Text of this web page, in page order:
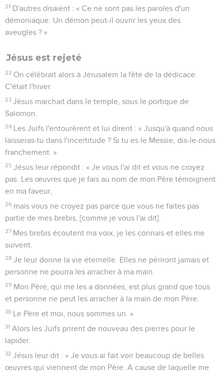
21 D'autres disaient : « Ce ne sont pas les paroles d'un
démoniaque. Un démon peut-il ouvrir les yeux des
aveugles ? »
Jésus est rejeté
22 On célébrait alors à Jérusalem la fête de la dédicace.
C'était l'hiver.
23 Jésus marchait dans le temple, sous le portique de
Salomon.
24 Les Juifs l'entourèrent et lui dirent : « Jusqu'à quand nous
laisseras-tu dans l'incertitude ? Si tu es le Messie, dis-le-nous
franchement. »
25 Jésus leur répondit : « Je vous l'ai dit et vous ne croyez
pas. Les œuvres que je fais au nom de mon Père témoignent
en ma faveur,
26 mais vous ne croyez pas parce que vous ne faites pas
partie de mes brebis, [comme je vous l'ai dit].
27 Mes brebis écoutent ma voix, je les connais et elles me
suivent.
28 Je leur donne la vie éternelle. Elles ne périront jamais et
personne ne pourra les arracher à ma main.
29 Mon Père, qui me les a données, est plus grand que tous
et personne ne peut les arracher à la main de mon Père.
30 Le Père et moi, nous sommes un. »
31 Alors les Juifs prirent de nouveau des pierres pour le
lapider.
32 Jésus leur dit : « Je vous ai fait voir beaucoup de belles
œuvres qui viennent de mon Père. A cause de laquelle me